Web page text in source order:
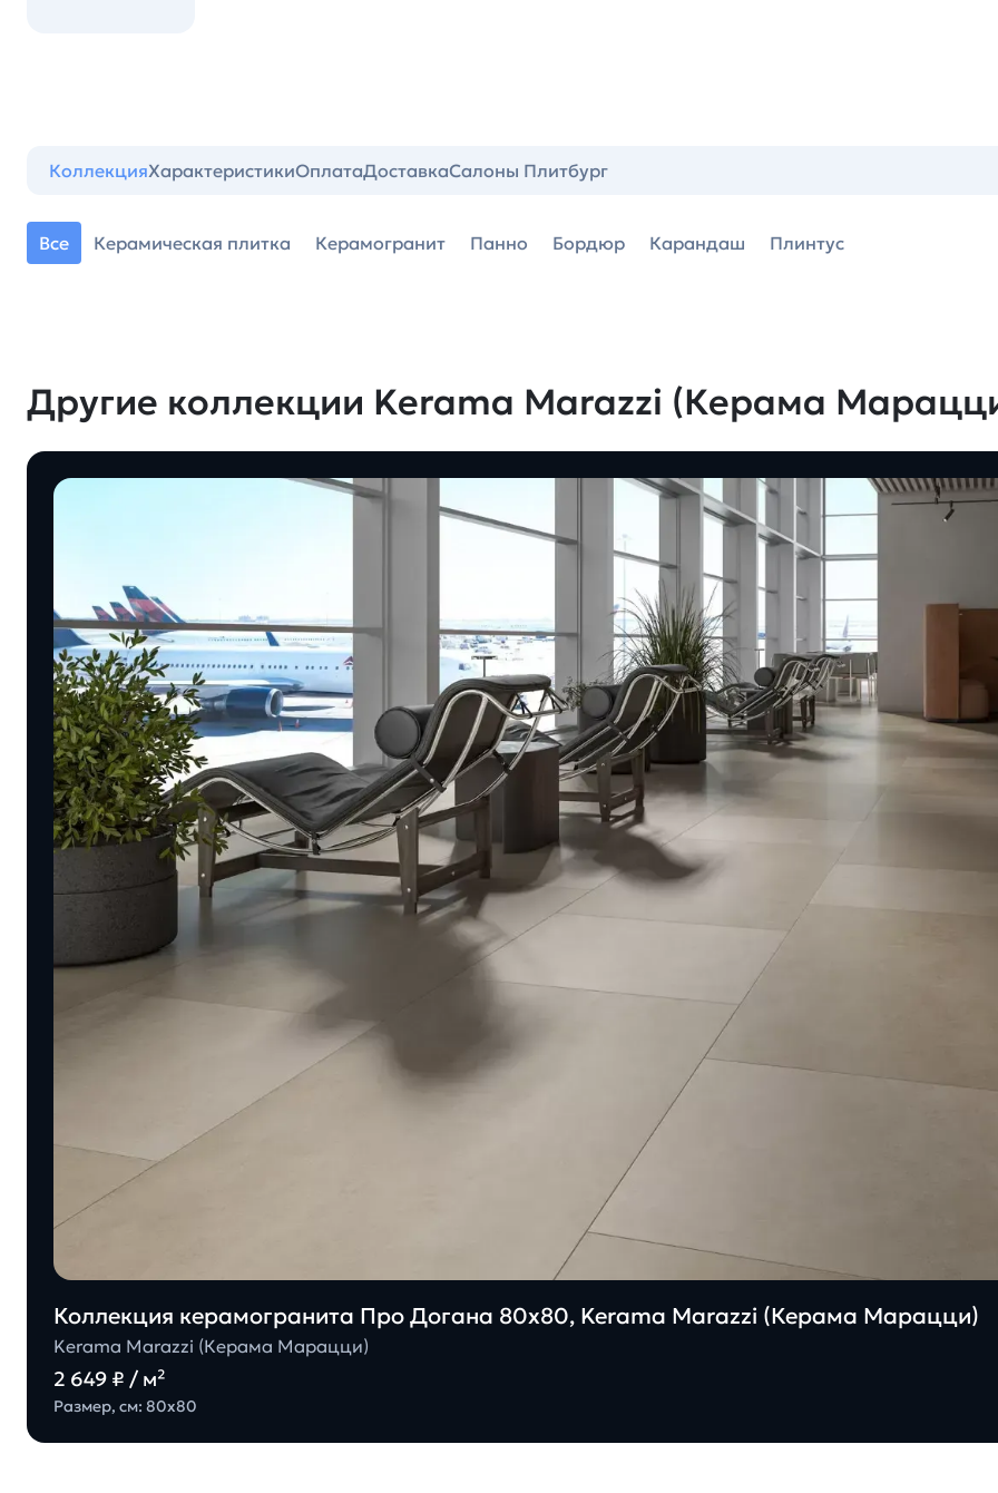
КоллекцияХарактеристикиОплатаДоставкаСалоны Плитбург
Все Керамическая плитка Керамогранит Панно Бордюр Карандаш Плинтус
Другие коллекции Kerama Marazzi (Керама
Коллекция керамогранита Про Догана 80х80, Kerama Marazzi (Керама Марацци)
Kerama Marazzi (Керама Марацци)
2 649 ₽ / м²
Размер, см: 80х80